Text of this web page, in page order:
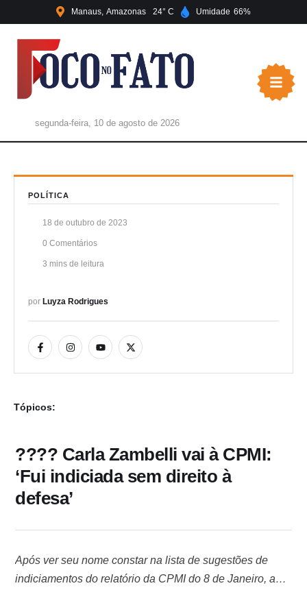
Manaus Amazonas 24 Umidade 66
segunda-feira, 10 de agosto de 2026
POLÍTICA
18 de outubro de 2023
0 Comentários
3 mins de leitura
por Luyza Rodrigues
Tópicos:
???? Carla Zambelli vai à CPMI:
‘Fui indiciada sem direito à
defesa’
Após ver seu nome constar na lista de sugestões de
indiciamentos do relatório da CPMI do 8 de Janeiro, a